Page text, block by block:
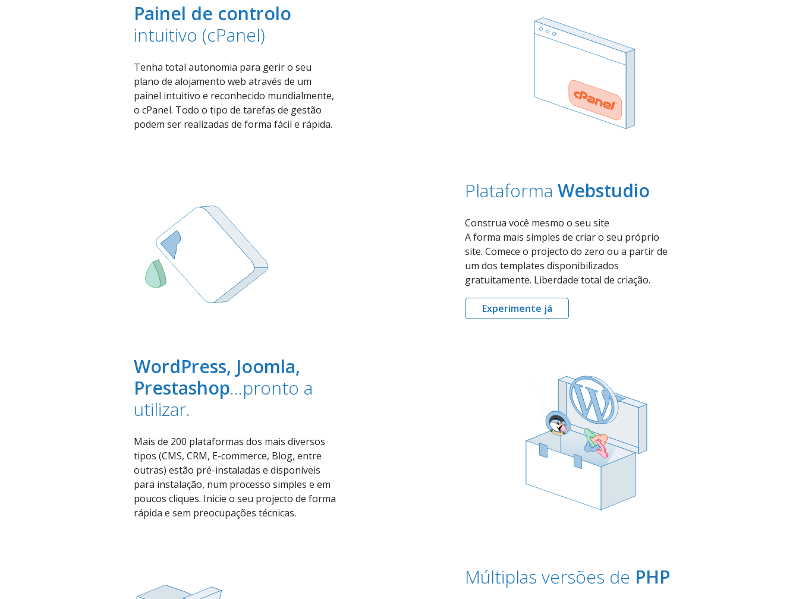
EMAIL:
Login
Painel de controlo
intuitivo (cPanel)
Tenha total autonomia para gerir o seu
plano de alojamento web através de um
painel intuitivo e reconhecido mundialmente,
o cPanel. Todo o tipo de tarefas de gestão
podem ser realizadas de forma fácil e rápida.
Plataforma Webstudio
Construa você mesmo o seu site
A forma mais simples de criar o seu próprio
site. Comece o projecto do zero ou a partir de
um dos templates disponibilizados
gratuitamente. Liberdade total de criação.
Experimente já
WordPress, Joomla,
Prestashop...pronto a
utilizar.
Mais de 200 plataformas dos mais diversos
tipos (CMS, CRM, E-commerce, Blog, entre
outras) estão pré-instaladas e disponíveis
para instalação, num processo simples e em
poucos cliques. Inicie o seu projecto de forma
rápida e sem preocupações técnicas.
Múltiplas versões de PHP